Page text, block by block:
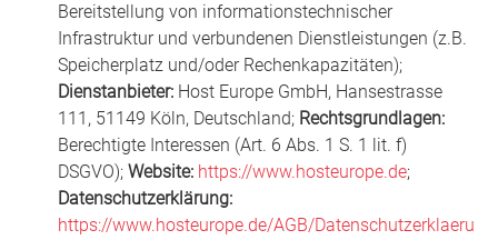
Bereitstellung von informationstechnischer
Infrastruktur und verbundenen Dienstleistungen (z.B.
Speicherplatz und/oder Rechenkapazitäten);
Dienstanbieter: Host Europe GmbH, Hansestrasse
111, 51149 Köln, Deutschland; Rechtsgrundlagen:
Berechtigte Interessen (Art. 6 Abs. 1 S. 1 lit. f)
DSGVO); Website: https://www.hosteurope.de;
Datenschutzerklärung:
https://www.hosteurope.de/AGB/Datenschutzerklaerung